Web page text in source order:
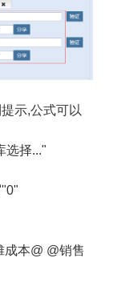
示,公式可以
选择..."
本@ @销售